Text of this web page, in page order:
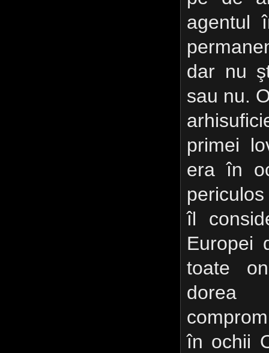
agentul
dar nu
sau nu.
primei
era în
îl
Europei
toate
în ochii